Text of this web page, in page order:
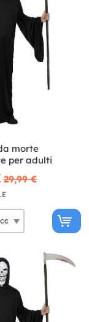
morte
per adulti
29,99 €